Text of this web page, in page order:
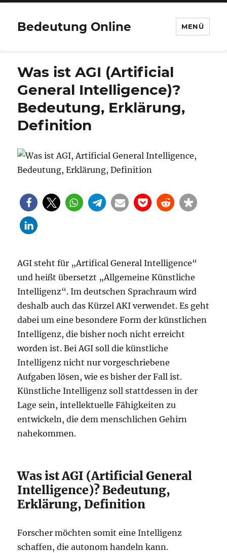
Bedeutung Online MENÜ
Was ist AGI (Artificial
General Intelligence)?
Bedeutung, Erklärung,
Definition
AGI steht für „Artifical General Intelligence“
und heißt übersetzt „Allgemeine Künstliche
Intelligenz“. Im deutschen Sprachraum wird
deshalb auch das Kürzel AKI verwendet. Es geht
dabei um eine besondere Form der künstlichen
Intelligenz, die bisher noch nicht erreicht
worden ist. Bei AGI soll die künstliche
Intelligenz nicht nur vorgeschriebene
Aufgaben lösen, wie es bisher der Fall ist.
Künstliche Intelligenz soll stattdessen in der
Lage sein, intellektuelle Fähigkeiten zu
entwickeln, die dem menschlichen Gehirn
nahekommen.
Was ist AGI (Artificial General
Intelligence)? Bedeutung,
Erklärung, Definition
Forscher möchten somit eine Intelligenz
schaffen, die autonom handeln kann.